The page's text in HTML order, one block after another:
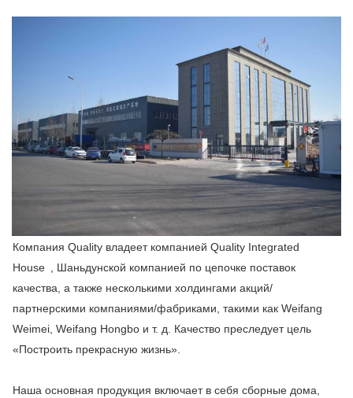
Компания Quality владеет компанией Quality Integrated
House , Шаньдунской компанией по цепочке поставок
качества, а также несколькими холдингами акций/
партнерскими компаниями/фабриками, такими как Weifang
Weimei, Weifang Hongbo и т. д. Качество преследует цель
«Построить прекрасную жизнь».
Наша основная продукция включает в себя сборные дома,